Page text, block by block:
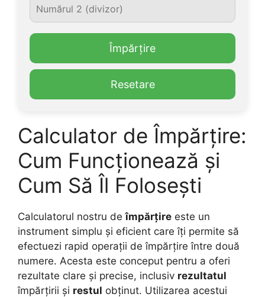
Împărțire
Resetare
Calculator de Împărțire:
Cum Funcționează și
Cum Să Îl Folosești
Calculatorul nostru deîmpărțire este un
instrument simplu și eficient care îți permite să
efectuezi rapid operații de împărțire între două
numere. Acesta este conceput pentru a oferi
rezultate clare și precise, inclusiv rezultatul
împărțirii și restul obținut. Utilizarea acestui